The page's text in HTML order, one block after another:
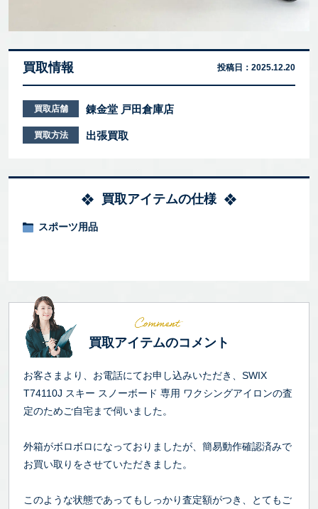
買取情報 投稿日： 2025.12.20
買取店舗 錬金堂 戸田倉庫店
買取方法 出張買取
買取アイテムの仕様
スポーツ用品
買取アイテムのコメント
お客さまより、お電話にてお申し込みいただき、SWIX
T74110J スキー スノーボード 専用 ワクシングアイロンの査
定のためご自宅まで伺いました。
外箱がボロボロになっておりましたが、簡易動作確認済みで
お買い取りをさせていただきました。
このような状態であってもしっかり査定額がつき、とてもご